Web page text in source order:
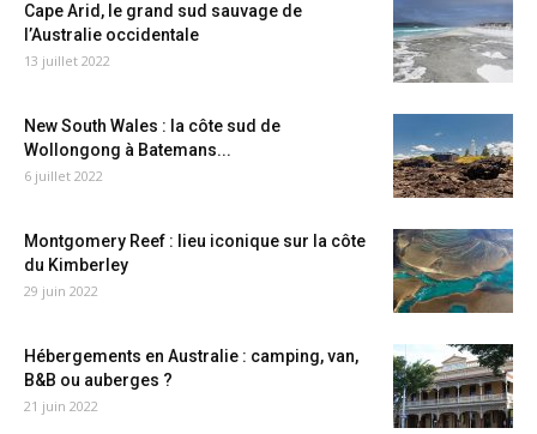
Cape Arid, le grand sud sauvage de
l’Australie occidentale
13 juillet 2022
New South Wales : la côte sud de
Wollongong à Batemans...
6 juillet 2022
Montgomery Reef : lieu iconique sur la côte
du Kimberley
29 juin 2022
Hébergements en Australie : camping, van,
B&B ou auberges ?
21 juin 2022